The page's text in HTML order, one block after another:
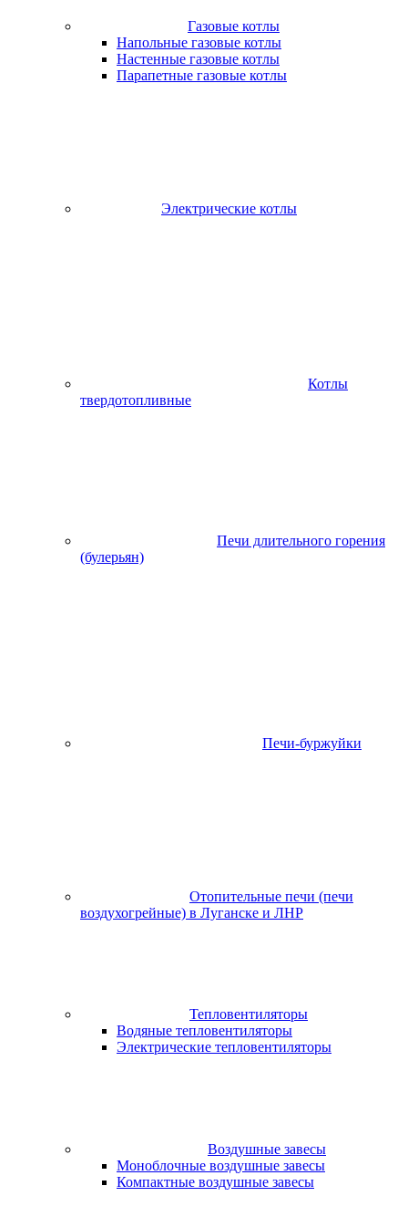
Газовые котлы
Напольные газовые котлы
Настенные газовые котлы
Парапетные газовые котлы
Электрические котлы
Котлы
твердотопливные
Печи длительного горения
(булерьян)
Печи-буржуйки
Отопительные печи (печи
воздухогрейные) в Луганске и ЛНР
Тепловентиляторы
Водяные тепловентиляторы
Электрические тепловентиляторы
Воздушные завесы
Моноблочные воздушные завесы
Компактные воздушные завесы